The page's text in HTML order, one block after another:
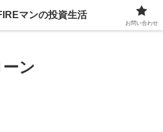
資産、株式、等々への投資について
ン
マンの投資生活
お問い合わせ